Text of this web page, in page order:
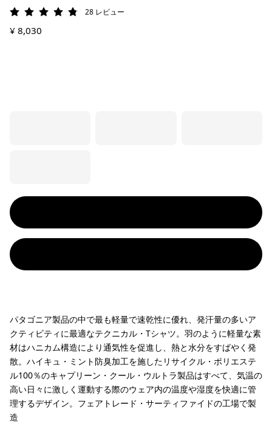
評価: 4.8 / 5
28 レビュー
¥ 8,030
パタゴニア製品の中で最も軽量で速乾性に優れ、発汗量の多いア
クティビティに最適なテクニカル・Tシャツ。羽のように軽量な素
材はハニカム構造により通気性を促進し、熱と水分をすばやく発
散。ハイキュ・ミント防臭加工を施したリサイクル・ポリエステ
ル100％のキャプリーン・クール・ウルトラ製品はすべて、気温の
高い日々に激しく運動する際のウェア内の温度や湿度を快適に管
理するデザイン。フェアトレード・サーティファイドの工場で製
造